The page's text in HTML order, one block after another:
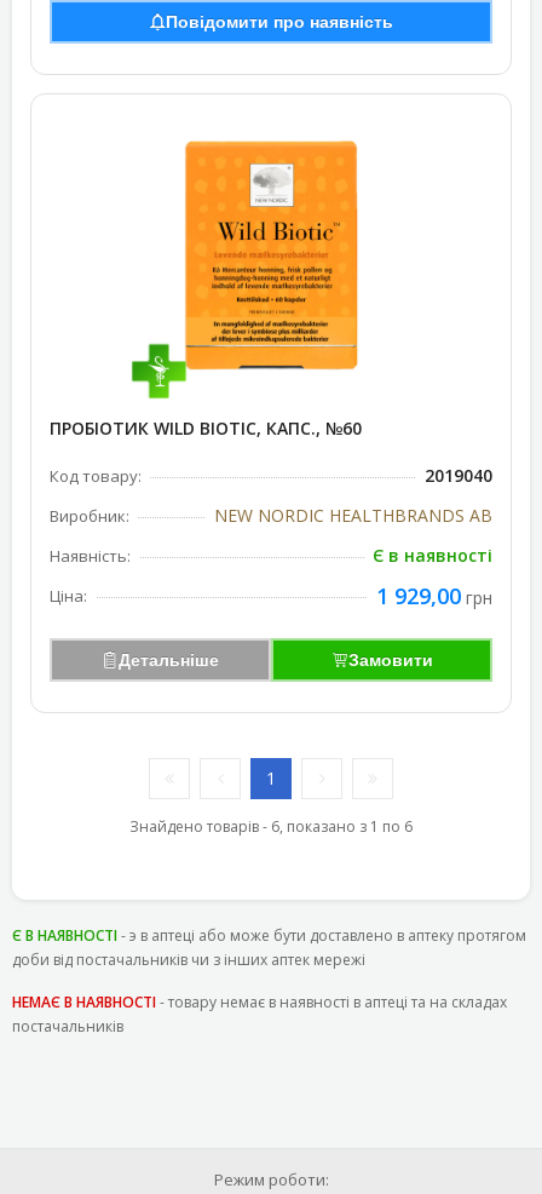
Повідомити про наявність
ПРОБІОТИК WILD BIOTIC, КАПС., №60
Код товару: 2019040
Виробник: NEW NORDIC HEALTHBRANDS AB
Наявність: Є в наявності
Ціна: 1 929,00 грн
Детальніше Замовити
1
Знайдено товарів - 6, показано з 1 по 6
Є В НАЯВНОСТІ- э в аптеці або може бути доставлено в аптеку протягом
доби від постачальників чи з інших аптек мережі
НЕМАЄ В НАЯВНОСТІ- товару немає в наявності в аптеці та на складах
постачальників
Режим роботи: